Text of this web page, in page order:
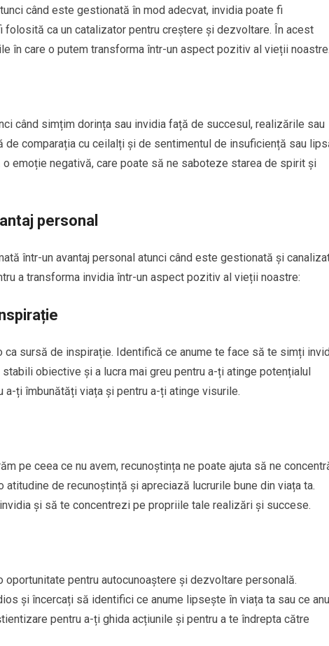
când este gestionată în mod adecvat, invidia poate fi
ca un catalizator pentru creștere și dezvoltare. În acest
în care o putem transforma într-un aspect pozitiv al vieții noastre.
când simțim dorința sau invidia față de succesul, realizările sau
comparația cu ceilalți și de sentimentul de insuficiență sau
emoție negativă, care poate să ne saboteze starea de spirit și
personal
într-un avantaj personal atunci când este gestionată și
a transforma invidia într-un aspect pozitiv al vieții noastre:
sursă de inspirație. Identifică ce anume te face să te simți
obiective și a lucra mai greu pentru a-ți atinge potențialul
a-ți îmbunătăți viața și pentru a-ți atinge visurile.
pe ceea ce nu avem, recunoștința ne poate ajuta să ne
de recunoștință și apreciază lucrurile bune din viața ta.
și să te concentrezi pe propriile tale realizări și succese.
pentru autocunoaștere și dezvoltare personală.
și încercați să identifici ce anume lipsește în viața ta sau ce
pentru a-ți ghida acțiunile și pentru a te îndrepta către